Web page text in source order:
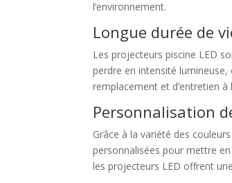
l’environnement.
Longue durée de
Les projecteurs piscine LED
perdre en intensité
remplacement et d’entretien à
Personnalisation
Grâce à la variété des
personnalisées pour mettre
les projecteurs LED offrent